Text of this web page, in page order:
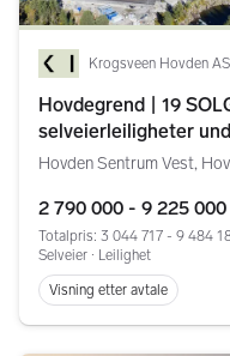
Krogsveen Hovden AS
Hovdegrend | 19
selveierleiligheter
på Hovden
Hovden Sentrum Vest,
2 790 000 - 9 225
Totalpris: 3 044 717 - 9 484
Selveier ∙ Leilighet
Visning etter avtale